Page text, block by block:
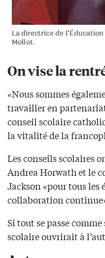
La directrice de
Mollot.
On vise la
«Nous sommes
travailler en
conseil scolaire
la vitalité de la
Les conseils scolaires
Andrea Horwath et le
Jackson «pour tous les
collaboration
Si tout se passe
scolaire ouvrirait à